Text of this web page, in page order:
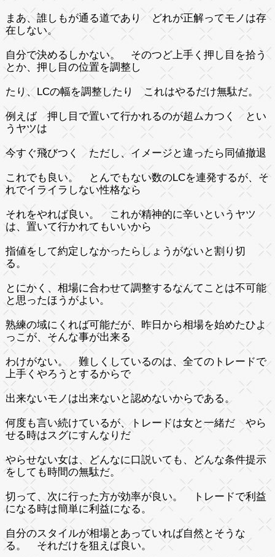
まあ、誰しもが通る道であり どれが正解ってモノは存
在しない。
自分で決めるしかない。 そのつど上手く押し目を拾う
とか、押し目の位置を調整し
たり、LCの幅を調整したり これはやるだけ無駄だ。
例えば 押し目で置いて行かれるのが超ムカつく とい
うヤツは
今すぐ飛びつく ただし、イメージと違ったら同値撤退
これでも良い。 とんでもない数のLCを連発するが、そ
れでイライラしない性格なら
それをやれば良い。 これが精神的に辛いというヤツ
は、置いて行かれてもいいから
指値をして約定しなかったらしょうがないと割り切
る。
とにかく、相場に合わせて調整するなんてことは不可能
と思ったほうがよい。
熟練の域にくれば可能だが、昨日から相場を始めたひよ
っこが、そんな事が出来る
わけがない。 難しくしているのは、全てのトレードで
上手くやろうとするからで
出来ないモノは出来ないと認めないからである。
何度も言い続けているが、トレードは女と一緒だ やら
せる時はスグにすんなりだ
やらせない女は、どんなに口説いても、どんな条件提示
をしても時間の無駄だ。
切って、次に行った方が効率が良い。 トレードで利益
になる時は簡単に利益になる。
自分のスタイルが相場とあっていれば自然とそうな
る。 それだけを狙えば良い。